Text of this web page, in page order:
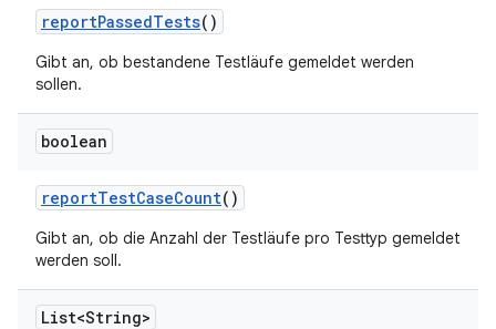
reportPassedTests()
Gibt an, ob bestandene Testläufe gemeldet werden
sollen.
boolean
reportTestCaseCount()
Gibt an, ob die Anzahl der Testläufe pro Testtyp gemeldet
werden soll.
List<String>